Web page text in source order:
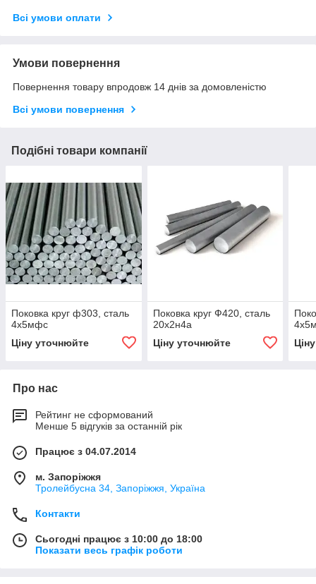
Всі умови оплати
Умови повернення
Повернення товару впродовж 14 днів за домовленістю
Всі умови повернення
Подібні товари компанії
Поковка круг ф303, сталь
4х5мфс
Ціну уточнюйте
Поковка круг Ф420, сталь
20х2н4а
Ціну уточнюйте
Про нас
Рейтинг не сформований
Менше 5 відгуків за останній рік
Працює з 04.07.2014
м. Запоріжжя
Тролейбусна 34, Запоріжжя, Україна
Контакти
Сьогодні працює з 10:00 до 18:00
Показати весь графік роботи